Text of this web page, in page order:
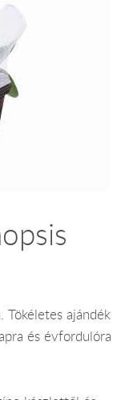
Tökéletes ajándék
és évfordulóra